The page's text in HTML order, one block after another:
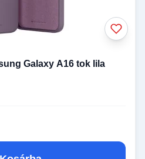
Galaxy A16 tok lila